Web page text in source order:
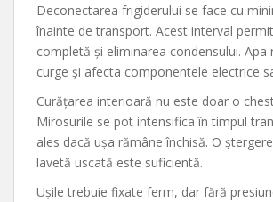
Deconectarea frigiderului se face cu
înainte de transport. Acest interval
completă și eliminarea condensului. Apa
curge și afecta componentele electrice
Curățarea interioară nu este doar o
Mirosurile se pot intensifica în timpul
ales dacă ușa rămâne închisă. O
lavetă uscată este suficientă.
Ușile trebuie fixate ferm, dar fără